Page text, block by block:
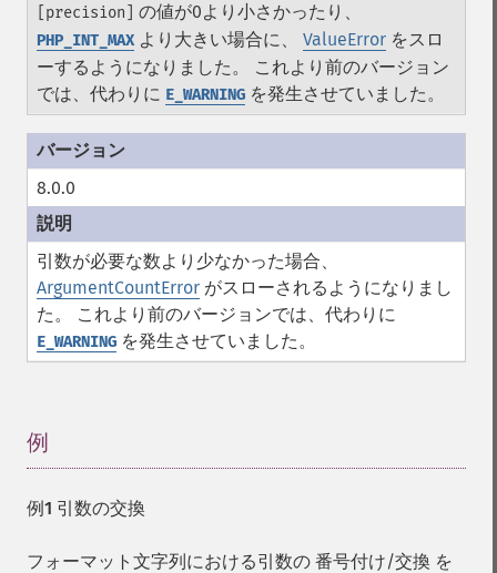
[precision] の値が0より小さかったり、
PHP_INT_MAX より大きい場合に、 ValueError をスロ
ーするようになりました。 これより前のバージョン
では、代わりに E_WARNING を発生させていました。
8.0.0
引数が必要な数より少なかった場合、
ArgumentCountError がスローされるようになりまし
た。 これより前のバージョンでは、代わりに
E_WARNING を発生させていました。
例
例1 引数の交換
フォーマット文字列における引数の 番号付け/交換 を